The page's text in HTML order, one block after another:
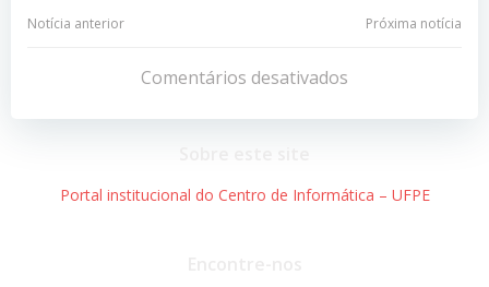
Navegação
Post
Notícia anterior
Navegação
de
Post
Próxima notícia
Comentários desativados
Portal institucional do Centro de Informática – UFPE